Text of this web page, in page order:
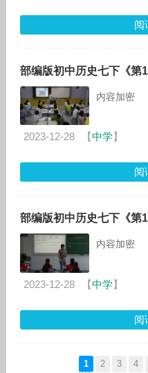
阅
部编版初中历史七下《第
内容加密
2023-12-28 【中学】
阅
部编版初中历史七下《第
内容加密
2023-12-28 【中学】
阅
1 2 3 4